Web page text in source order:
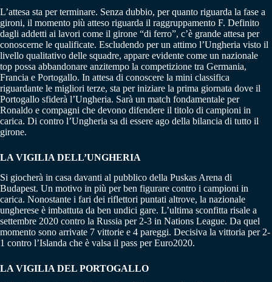
L’attesa sta per terminare. Senza dubbio, per quanto riguarda la fase a
gironi, il momento più atteso riguarda il raggruppamento F. Definito
dagli addetti ai lavori come il girone “di ferro”, c’è grande attesa per
conoscerne le qualificate. Escludendo per un attimo l’Ungheria visto il
livello qualitativo delle squadre, appare evidente come un nazionale
top possa abbandonare anzitempo la competizione tra Germania,
Francia e Portogallo. In attesa di conoscere la mini classifica
riguardante le migliori terze, sta per iniziare la prima giornata dove il
Portogallo sfiderà l’Ungheria. Sarà un match fondamentale per
Ronaldo e compagni che devono difendere il titolo di campioni in
carica. Di contro l’Ungheria sa di essere ago della bilancia di tutto il
girone.
LA VIGILIA DELL’UNGHERIA
Si giocherà in casa davanti al pubblico della Puskas Arena di
Budapest. Un motivo in più per ben figurare contro i campioni in
carica. Nonostante i fari dei riflettori puntati altrove, la nazionale
ungherese è imbattuta da ben undici gare. L’ultima sconfitta risale a
settembre 2020 contro la Russia per 2-3 in Nations League. Da quel
momento sono arrivate 7 vittorie e 4 pareggi. Decisiva la vittoria per 2-
1 contro l’Islanda che è valsa il pass per Euro2020.
LA VIGILIA DEL PORTOGALLO